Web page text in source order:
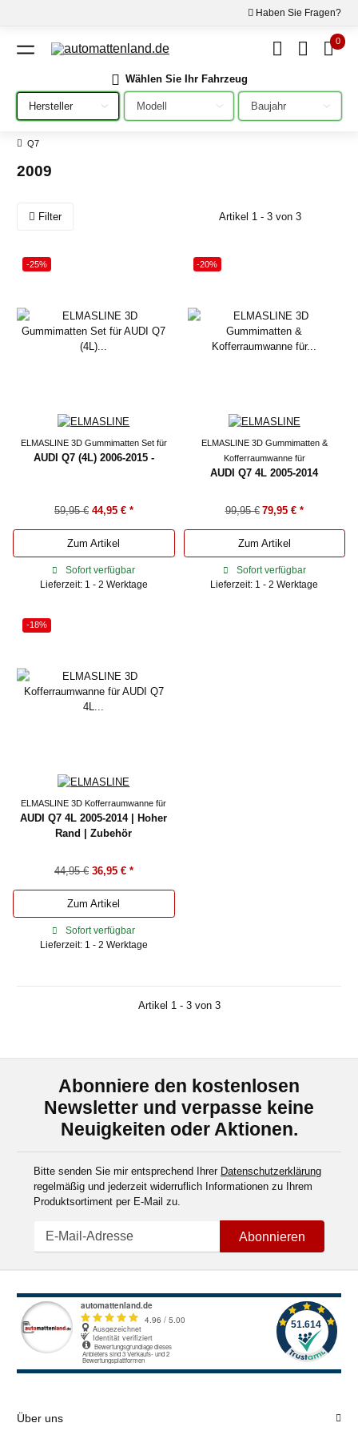
Haben Sie Fragen?
0
Wählen Sie Ihr Fahrzeug
Bitte auswählen
Bitte auswählen Bitte auswählen
Q7
2009
Filter Artikel 1 - 3 von 3
-25%
ELMASLINE 3D Gummimatten Set für
AUDI Q7 (4L) 2006-2015 -
59,95 € 44,95 € *
Zum Artikel
Sofort verfügbar
Lieferzeit: 1 - 2 Werktage
-20%
ELMASLINE 3D Gummimatten &
Kofferraumwanne für
AUDI Q7 4L 2005-2014
99,95 € 79,95 € *
Zum Artikel
Sofort verfügbar
Lieferzeit: 1 - 2 Werktage
-18%
ELMASLINE 3D Kofferraumwanne für
AUDI Q7 4L 2005-2014 | Hoher
Rand | Zubehör
44,95 € 36,95 € *
Zum Artikel
Sofort verfügbar
Lieferzeit: 1 - 2 Werktage
Artikel 1 - 3 von 3
Abonniere den kostenlosen
Newsletter und verpasse keine
Neuigkeiten oder Aktionen.
Bitte senden Sie mir entsprechend Ihrer Datenschutzerklärung
regelmäßig und jederzeit widerruflich Informationen zu Ihrem
Produktsortiment per E-Mail zu.
Abonnieren
Über uns